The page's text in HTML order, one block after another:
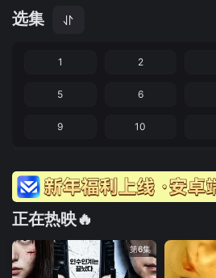
选集
1 2
5 6
9 10
正在热映🔥
第6集